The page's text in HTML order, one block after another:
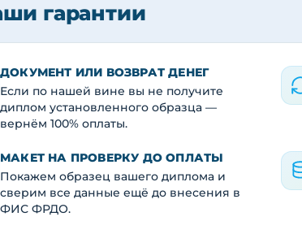
гарантии
ДОКУМЕНТ ИЛИ ВОЗВРАТ ДЕНЕГ
Если по нашей вине вы не получите
диплом установленного образца —
вернём 100% оплаты.
МАКЕТ НА ПРОВЕРКУ ДО ОПЛАТЫ
Покажем образец вашего диплома и
сверим все данные ещё до внесения в
ФИС ФРДО.